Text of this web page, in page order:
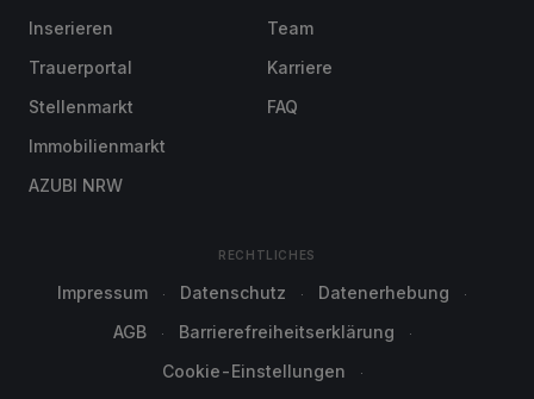
Inserieren
Trauerportal
Stellenmarkt
Immobilienmarkt
AZUBI NRW
Team
Karriere
FAQ
RECHTLICHES
Impressum Datenschutz
Datenerhebung
AGB
Barrierefreiheitserklärung
Cookie-Einstellungen